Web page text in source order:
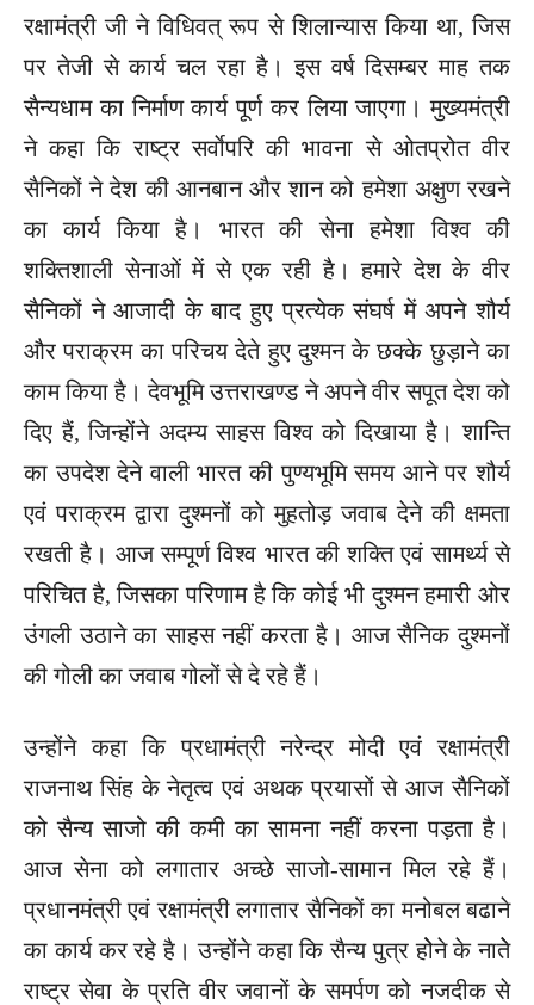
रक्षामंत्री जी ने विधिवत् रूप से शिलान्यास किया था, जिस
पर तेजी से कार्य चल रहा है। इस वर्ष दिसम्बर माह तक
सैन्यधाम का निर्माण कार्य पूर्ण कर लिया जाएगा। मुख्यमंत्री
ने कहा कि राष्ट्र सर्वाेपरि की भावना से ओतप्रोत वीर
सैनिकों ने देश की आनबान और शान को हमेशा अक्षुण रखने
का कार्य किया है। भारत की सेना हमेशा विश्व की
शक्तिशाली सेनाओं में से एक रही है। हमारे देश के वीर
सैनिकों ने आजादी के बाद हुए प्रत्येक संघर्ष में अपने शौर्य
और पराक्रम का परिचय देते हुए दुश्मन के छक्के छुड़ाने का
काम किया है। देवभूमि उत्तराखण्ड ने अपने वीर सपूत देश को
दिए हैं, जिन्होंने अदम्य साहस विश्व को दिखाया है। शान्ति
का उपदेश देने वाली भारत की पुण्यभूमि समय आने पर शौर्य
एवं पराक्रम द्वारा दुश्मनों को मुहतोड़ जवाब देने की क्षमता
रखती है। आज सम्पूर्ण विश्व भारत की शक्ति एवं सामर्थ्य से
परिचित है, जिसका परिणाम है कि कोई भी दुश्मन हमारी ओर
उंगली उठाने का साहस नहीं करता है। आज सैनिक दुश्मनों
की गोली का जवाब गोलों से दे रहे हैं।
उन्होंने कहा कि प्रधामंत्री नरेन्द्र मोदी एवं रक्षामंत्री
राजनाथ सिंह के नेतृत्व एवं अथक प्रयासों से आज सैनिकों
को सैन्य साजो की कमी का सामना नहीं करना पड़ता है।
आज सेना को लगातार अच्छे साजो-सामान मिल रहे हैं।
प्रधानमंत्री एवं रक्षामंत्री लगातार सैनिकों का मनोबल बढाने
का कार्य कर रहे है। उन्होंने कहा कि सैन्य पुत्र होेने के नातेे
राष्ट्र सेवा के प्रति वीर जवानों के समर्पण को नजदीक से